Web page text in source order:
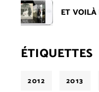
ET
ÉTIQUETTES
2012 2013